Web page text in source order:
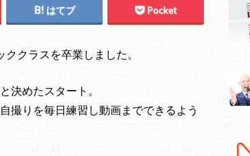
はてブ Pocket
クラスを卒業しました。
決めたスタート。
撮りを毎日練習し動画までできるよう